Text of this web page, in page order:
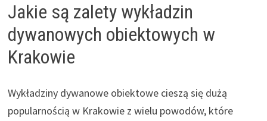
Jakie są zalety wykładzin
dywanowych obiektowych w
Krakowie
Wykładziny dywanowe obiektowe cieszą się dużą
popularnością w Krakowie z wielu powodów, które